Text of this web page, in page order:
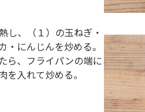
し、（１）の玉ねぎ・
・にんじんを炒める。
ら、フライパンの端に
を入れて炒める。